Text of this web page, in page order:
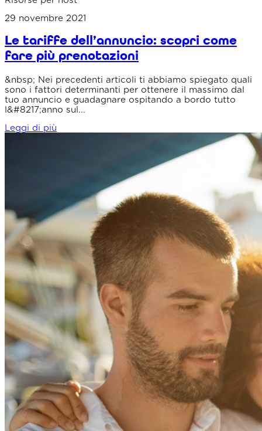
29 novembre 2021
Le tariffe dell’annuncio: scopri come
fare più prenotazioni
&nbsp; Nei precedenti articoli ti abbiamo spiegato quali
sono i fattori determinanti per ottenere il massimo dal
tuo annuncio e guadagnare ospitando a bordo tutto
l&#8217;anno sul...
Leggi di più